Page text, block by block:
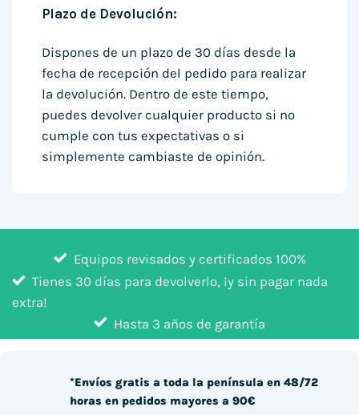
Plazo de Devolución:
Dispones de un plazo de 30 días desde la
fecha de recepción del pedido para realizar
la devolución. Dentro de este tiempo,
puedes devolver cualquier producto si no
cumple con tus expectativas o si
simplemente cambiaste de opinión.
Equipos revisados y certificados 100%
Tienes 30 días para devolverlo, ¡y sin pagar nada
extra!
Hasta 3 años de garantía
*Envíos gratis a toda la península en 48/72
horas en pedidos mayores a 90€